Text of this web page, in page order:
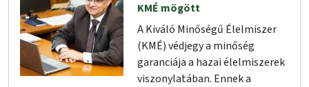
KMÉ mögött
A Kiváló Minőségű Élelmiszer
(KMÉ) védjegy a minőség
garanciája a hazai élelmiszerek
viszonylatában. Ennek a